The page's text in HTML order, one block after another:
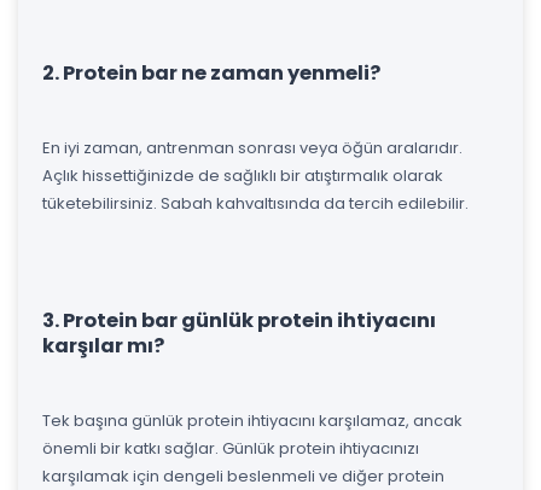
2. Protein bar ne zaman yenmeli?
En iyi zaman, antrenman sonrası veya öğün aralarıdır.
Açlık hissettiğinizde de sağlıklı bir atıştırmalık olarak
tüketebilirsiniz. Sabah kahvaltısında da tercih edilebilir.
3. Protein bar günlük protein ihtiyacını
karşılar mı?
Tek başına günlük protein ihtiyacını karşılamaz, ancak
önemli bir katkı sağlar. Günlük protein ihtiyacınızı
karşılamak için dengeli beslenmeli ve diğer protein